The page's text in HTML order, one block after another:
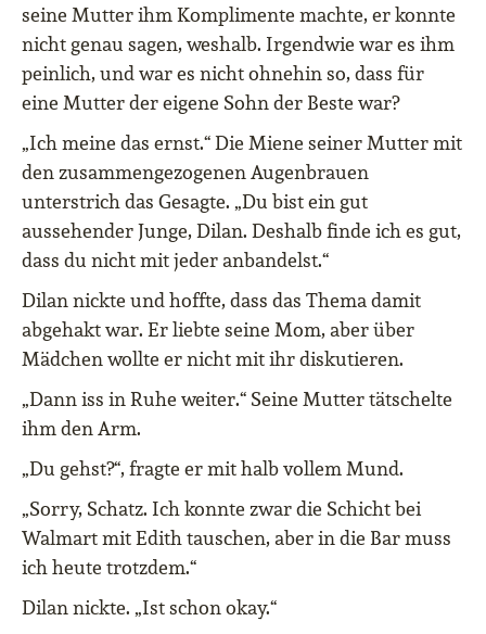
seine Mutter ihm Komplimente machte, er konnte
nicht genau sagen, weshalb. Irgendwie war es ihm
peinlich, und war es nicht ohnehin so, dass für
eine Mutter der eigene Sohn der Beste war?
„Ich meine das ernst.“ Die Miene seiner Mutter mit
den zusammengezogenen Augenbrauen
unterstrich das Gesagte. „Du bist ein gut
aussehender Junge, Dilan. Deshalb finde ich es gut,
dass du nicht mit jeder anbandelst.“
Dilan nickte und hoffte, dass das Thema damit
abgehakt war. Er liebte seine Mom, aber über
Mädchen wollte er nicht mit ihr diskutieren.
„Dann iss in Ruhe weiter.“ Seine Mutter tätschelte
ihm den Arm.
„Du gehst?“, fragte er mit halb vollem Mund.
„Sorry, Schatz. Ich konnte zwar die Schicht bei
Walmart mit Edith tauschen, aber in die Bar muss
ich heute trotzdem.“
Dilan nickte. „Ist schon okay.“